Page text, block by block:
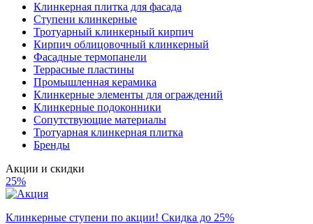
Клинкерная плитка для фасада
Ступени клинкерные
Тротуарный клинкерный кирпич
Кирпич облицовочный клинкерный
Фасадные термопанели
Террасные пластины
Промышленная керамика
Клинкерные элементы для ограждений
Клинкерные подоконники
Сопутствующие материалы
Тротуарная клинкерная плитка
Бренды
Акции и скидки
25%
Клинкерные ступени по акции! Скидка до 25%